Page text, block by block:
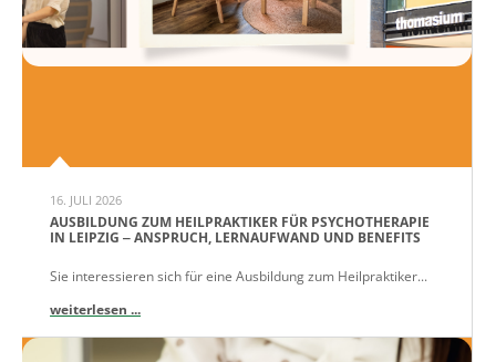
16. JULI 2026
AUSBILDUNG ZUM HEILPRAKTIKER FÜR PSYCHOTHERAPIE
IN LEIPZIG ‒ ANSPRUCH, LERNAUFWAND UND BENEFITS
Sie interessieren sich für eine Ausbildung zum Heilpraktiker...
weiterlesen ...